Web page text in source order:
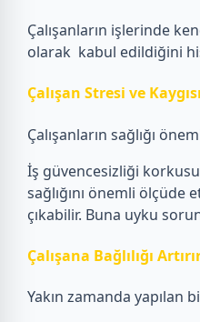
Çalışanların işlerinde
olarak kabul edildiğini
Çalışan Stresi ve
Çalışanların sağlığı
İş güvencesizliği korkusu
sağlığını önemli
çıkabilir. Buna uyku
Çalışana Bağlılığı
Yakın zamanda yapılan